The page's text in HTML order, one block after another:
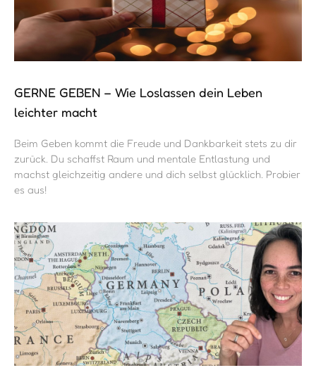
GERNE GEBEN – Wie Loslassen dein Leben
leichter macht
Beim Geben kommt die Freude und Dankbarkeit stets zu dir
zurück. Du schaffst Raum und mentale Entlastung und
machst gleichzeitig andere und dich selbst glücklich. Probier
es aus!